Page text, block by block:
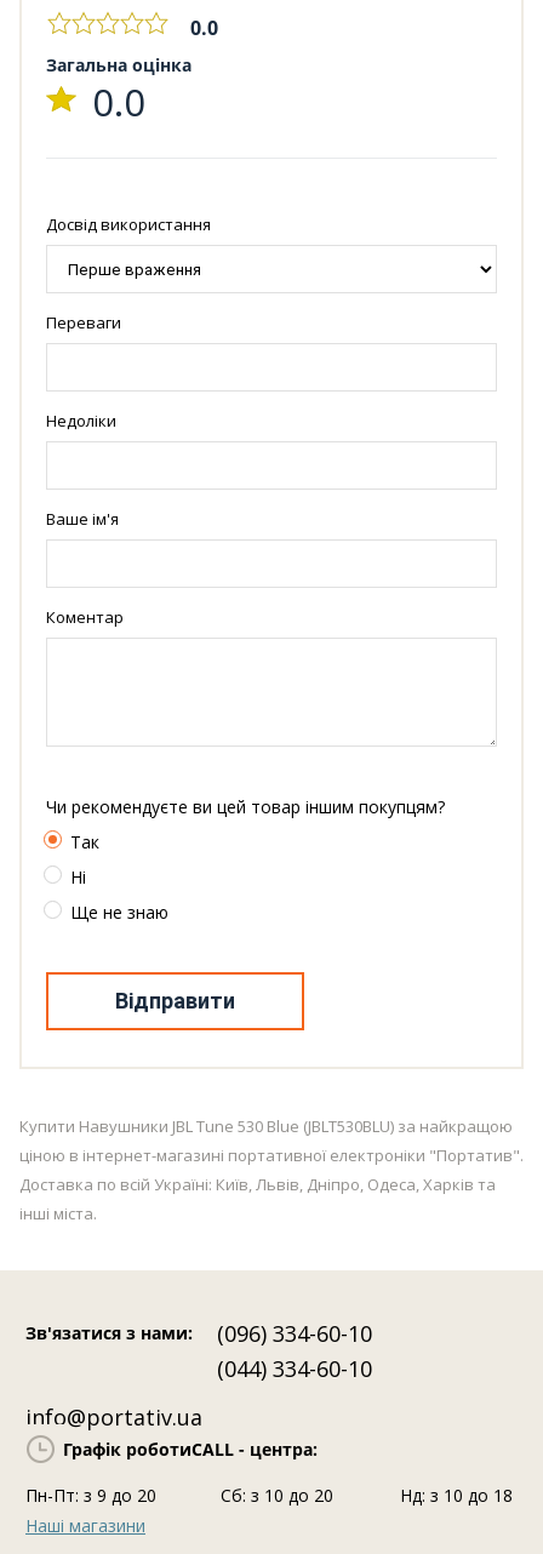
0.0
Загальна оцінка
0.0
Досвід використання
Переваги
Недоліки
Ваше ім'я
Коментар
Чи рекомендуєте ви цей товар іншим покупцям?
Так
Ні
Ще не знаю
Відправити
Купити Навушники JBL Tune 530 Blue (JBLT530BLU) за найкращою
ціною в інтернет-магазині портативної електроніки "Портатив".
Доставка по всій Україні: Київ, Львів, Дніпро, Одеса, Харків та
інші міста.
Зв'язатися з нами:
(096) 334-60-10
(044) 334-60-10
info@portativ.ua
Графік роботиCALL - центра:
Пн-Пт: з 9 до 20
Сб: з 10 до 20
Нд: з 10 до 18
Наші магазини